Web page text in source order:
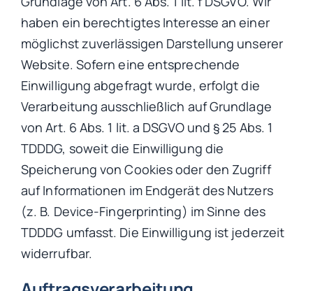
haben ein berechtigtes Interesse an einer
möglichst zuverlässigen Darstellung unserer
Website. Sofern eine entsprechende
Einwilligung abgefragt wurde, erfolgt die
Verarbeitung ausschließlich auf Grundlage
von Art. 6 Abs. 1 lit. a DSGVO und § 25 Abs. 1
TDDDG, soweit die Einwilligung die
Speicherung von Cookies oder den Zugriff
auf Informationen im Endgerät des Nutzers
(z. B. Device-Fingerprinting) im Sinne des
TDDDG umfasst. Die Einwilligung ist jederzeit
widerrufbar.